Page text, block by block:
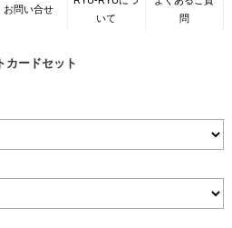
お問い合せ
いて
問
カードセット